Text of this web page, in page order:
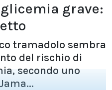
grave:
tramadolo sembra
del rischio di
secondo uno